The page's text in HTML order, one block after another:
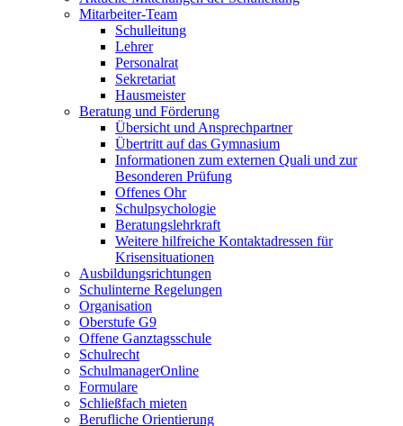
Mitarbeiter-Team
Schulleitung
Lehrer
Personalrat
Sekretariat
Hausmeister
Beratung und Förderung
Übersicht und Ansprechpartner
Übertritt auf das Gymnasium
Informationen zum externen Quali und zur
Besonderen Prüfung
Offenes Ohr
Schulpsychologie
Beratungslehrkraft
Weitere hilfreiche Kontaktadressen für
Krisensituationen
Ausbildungsrichtungen
Schulinterne Regelungen
Organisation
Oberstufe G9
Offene Ganztagsschule
Schulrecht
SchulmanagerOnline
Formulare
Schließfach mieten
Berufliche Orientierung